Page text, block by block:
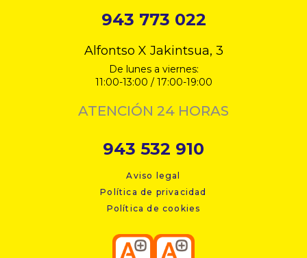
943 773 022
Alfontso X Jakintsua, 3
De lunes a viernes:
11:00-13:00 / 17:00-19:00
ATENCIÓN 24 HORAS
943 532 910
Aviso legal
Política de privacidad
Política de cookies